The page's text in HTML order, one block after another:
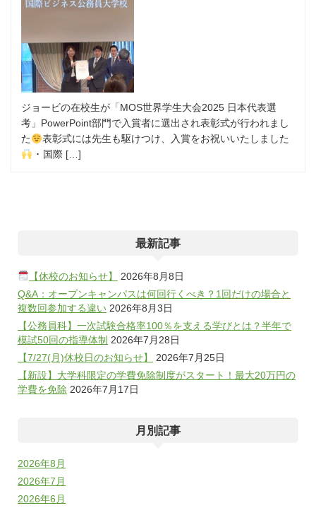
ジョービの在校生が「MOS世界学生大会2025 日本代表選
考」PowerPoint部門で入賞者に選出され表彰式が行われまし
た
表彰式には先生も駆けつけ、入賞をお祝いいたしました
･ 国際 […]
最新記事
【休校のお知らせ】
2026年8月8日
Q&A：オープンキャンパスは何回行くべき？1回だけの場合と
複数回参加する違い 2026年8月3日
【公務員科】一次試験合格率100％を支える学びとは？半年で
模試50回の指導体制 2026年7月28日
【7/27(月)休校日のお知らせ】
2026年7月25日
【新設】大学科限定の学費免除制度がスタート！最大20万円の
学費を免除 2026年7月17日
月別記事
2026年8月
2026年7月
2026年6月